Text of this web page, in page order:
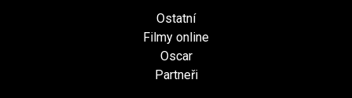
Ostatní
Filmy online
Oscar
Partneři